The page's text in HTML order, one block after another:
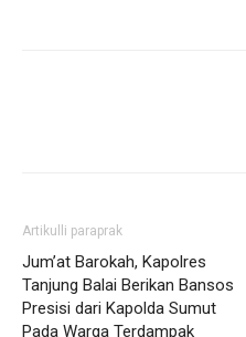
Artikulli paraprak
Jum’at Barokah, Kapolres
Tanjung Balai Berikan Bansos
Presisi dari Kapolda Sumut
Pada Warga Terdampak